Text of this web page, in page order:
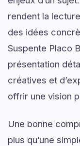
rendent la
des idées
Suspente Placo
présentation
créatives et
offrir une vision
Une bonne
plus qu’une